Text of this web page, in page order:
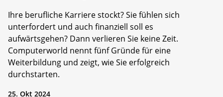
Ihre berufliche Karriere stockt? Sie fühlen sich
unterfordert und auch finanziell soll es
aufwärtsgehen? Dann verlieren Sie keine Zeit.
Computerworld nennt fünf Gründe für eine
Weiterbildung und zeigt, wie Sie erfolgreich
durchstarten.
25. Okt 2024